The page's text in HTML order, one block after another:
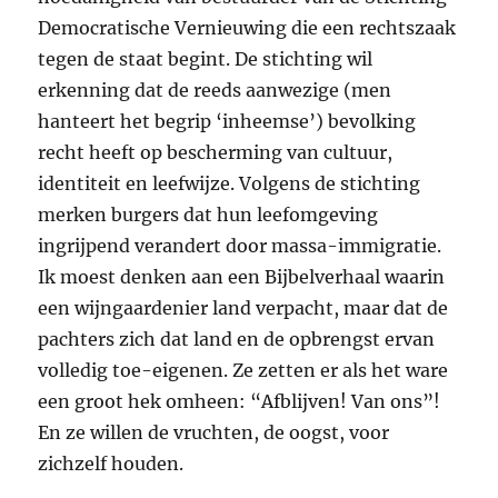
Democratische Vernieuwing die een rechtszaak
tegen de staat begint. De stichting wil
erkenning dat de reeds aanwezige (men
hanteert het begrip ‘inheemse’) bevolking
recht heeft op bescherming van cultuur,
identiteit en leefwijze. Volgens de stichting
merken burgers dat hun leefomgeving
ingrijpend verandert door massa-immigratie.
Ik moest denken aan een Bijbelverhaal waarin
een wijngaardenier land verpacht, maar dat de
pachters zich dat land en de opbrengst ervan
volledig toe-eigenen. Ze zetten er als het ware
een groot hek omheen: “Afblijven! Van ons”!
En ze willen de vruchten, de oogst, voor
zichzelf houden.